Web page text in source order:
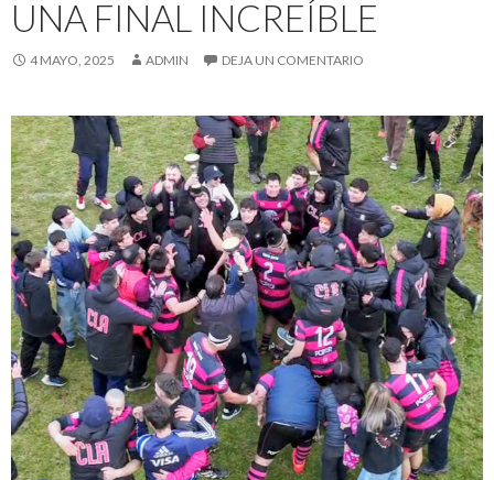
UNA FINAL INCREÍBLE
4 MAYO, 2025 ADMIN DEJA UN COMENTARIO